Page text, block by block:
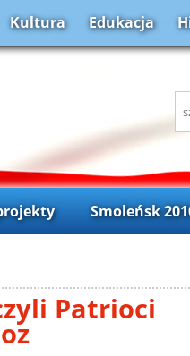
Kultura Edukacja
Smoleńsk
Patrioci